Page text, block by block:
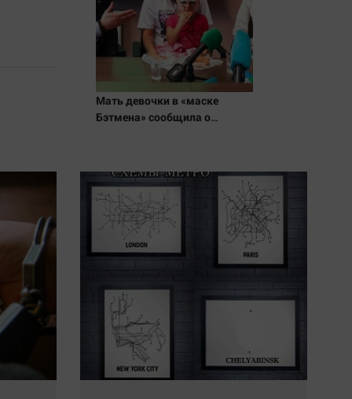
Мать девочки в «маске
Бэтмена» сообщила о